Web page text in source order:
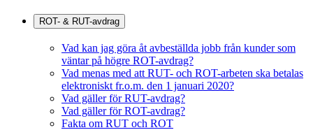
ROT- & RUT-avdrag
Vad kan jag göra åt avbeställda jobb från kunder som
väntar på högre ROT-avdrag?
Vad menas med att RUT- och ROT-arbeten ska betalas
elektroniskt fr.o.m. den 1 januari 2020?
Vad gäller för RUT-avdrag?
Vad gäller för ROT-avdrag?
Fakta om RUT och ROT